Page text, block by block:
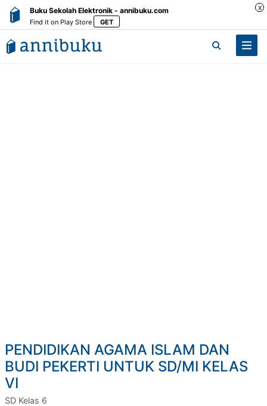
Buku Sekolah Elektronik - annibuku.com
Find it on Play Store GET
X
PENDIDIKAN AGAMA ISLAM DAN
BUDI PEKERTI UNTUK SD/MI KELAS
VI
SD Kelas 6